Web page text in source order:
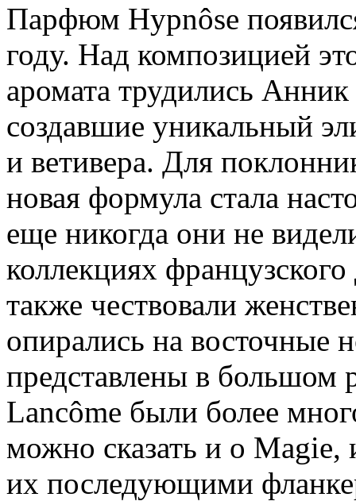
Парфюм Hypnôse
году. Над композицией
аромата трудились
создавшие уникальный
и ветивера. Для
новая формула стала
еще никогда они не
коллекциях
также чествовали
опирались на восточные
представлены в большом
Lancôme были более
можно сказать и о Magie,
их последующими